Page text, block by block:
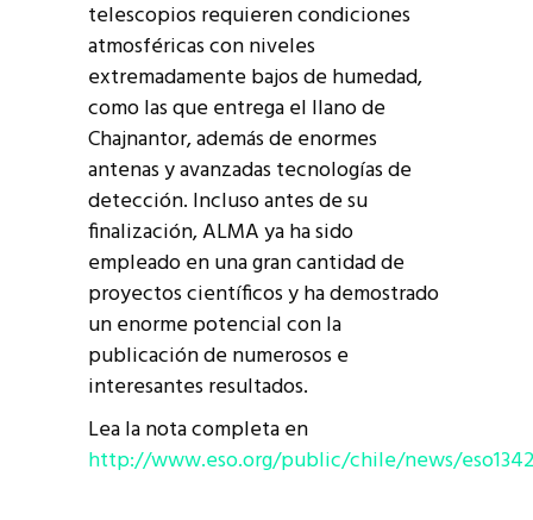
telescopios requieren condiciones
atmosféricas con niveles
extremadamente bajos de humedad,
como las que entrega el llano de
Chajnantor, además de enormes
antenas y avanzadas tecnologías de
detección. Incluso antes de su
finalización, ALMA ya ha sido
empleado en una gran cantidad de
proyectos científicos y ha demostrado
un enorme potencial con la
publicación de numerosos e
interesantes resultados.
Lea la nota completa en
http://www.eso.org/public/chile/news/